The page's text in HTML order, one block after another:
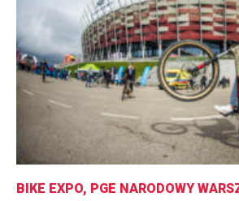
BIKE EXPO, PGE NARODOWY